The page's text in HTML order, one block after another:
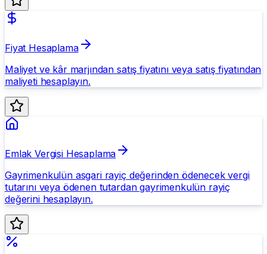
Fiyat Hesaplama
Maliyet ve kâr marjından satış fiyatını veya satış fiyatından
maliyeti hesaplayın.
Emlak Vergisi Hesaplama
Gayrimenkulün asgari rayiç değerinden ödenecek vergi
tutarını veya ödenen tutardan gayrimenkulün rayiç
değerini hesaplayın.